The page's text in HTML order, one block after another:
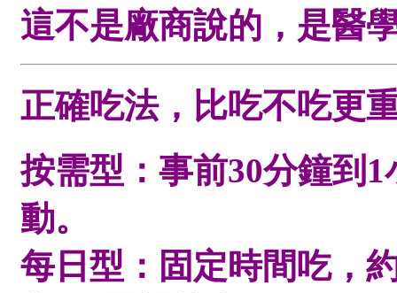
這不是廠商說的，是醫
正確吃法，比吃不吃更
按需型：事前30分鐘到
動。
每日型：固定時間吃，